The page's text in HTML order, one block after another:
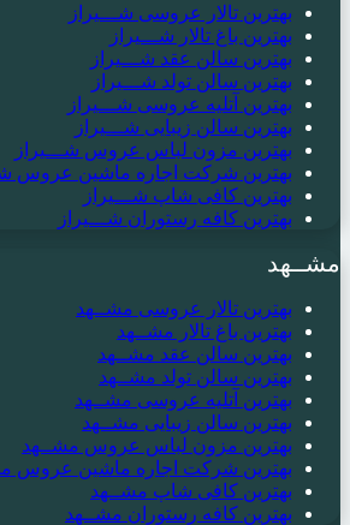
بهترین تالار عروسی شـــیراز
بهترین باغ تالار شـــیراز
بهترین سالن عقد شـــیراز
بهترین سالن تولد شـــیراز
بهترین آتلیه عروسی شـــیراز
بهترین سالن زیبایی شـــیراز
بهترین مزون لباس عروس شـــیراز
بهترین شرکت اجاره ماشین عروس
بهترین کافی شاپ شـــیراز
بهترین کافه رستوران شـــیراز
مشــهد
بهترین تالار عروسی مشــهد
بهترین باغ تالار مشــهد
بهترین سالن عقد مشــهد
بهترین سالن تولد مشــهد
بهترین آتلیه عروسی مشــهد
بهترین سالن زیبایی مشــهد
بهترین مزون لباس عروس مشــهد
بهترین شرکت اجاره ماشین عروس
بهترین کافی شاپ مشــهد
بهترین کافه رستوران مشــهد